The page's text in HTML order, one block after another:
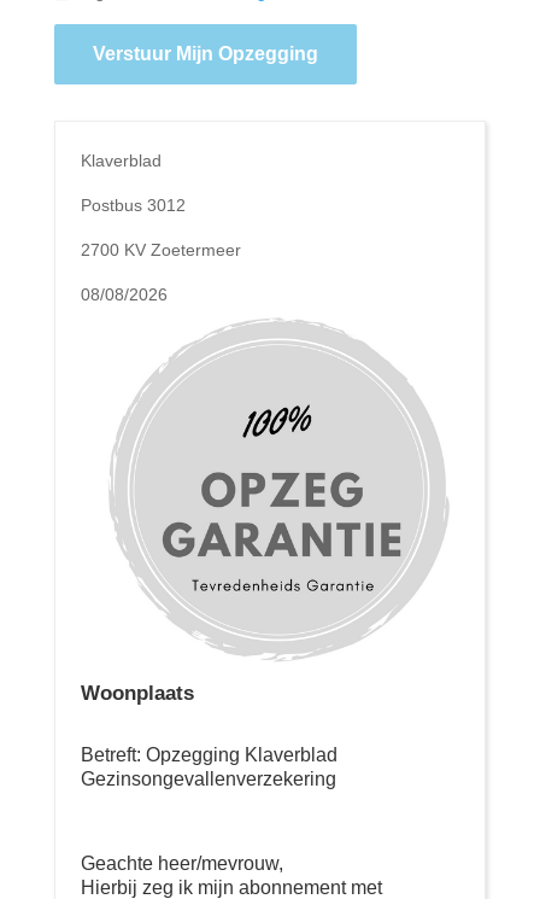
Verstuur Mijn Opzegging
Klaverblad
Postbus 3012
2700 KV Zoetermeer
08/08/2026
Woonplaats
Betreft: Opzegging Klaverblad
Gezinsongevallenverzekering
Geachte heer/mevrouw,
Hierbij zeg ik mijn abonnement met